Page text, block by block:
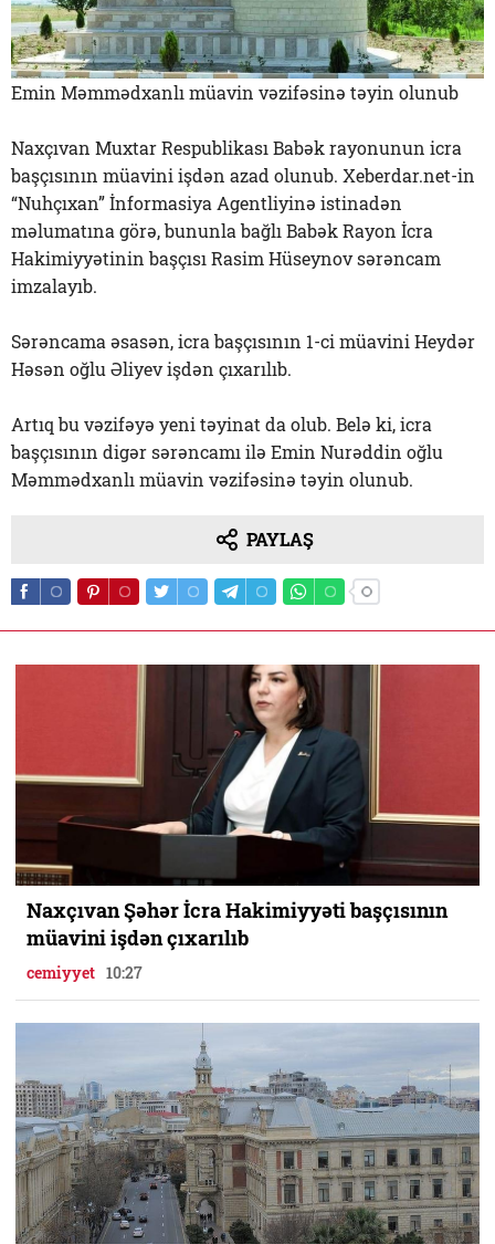
Emin Məmmədxanlı müavin vəzifəsinə təyin olunub
Naxçıvan Muxtar Respublikası Babək rayonunun icra
başçısının müavini işdən azad olunub. Xeberdar.net-in
“Nuhçıxan” İnformasiya Agentliyinə istinadən
məlumatına görə, bununla bağlı Babək Rayon İcra
Hakimiyyətinin başçısı Rasim Hüseynov sərəncam
imzalayıb.
Sərəncama əsasən, icra başçısının 1-ci müavini Heydər
Həsən oğlu Əliyev işdən çıxarılıb.
Artıq bu vəzifəyə yeni təyinat da olub. Belə ki, icra
başçısının digər sərəncamı ilə Emin Nurəddin oğlu
Məmmədxanlı müavin vəzifəsinə təyin olunub.
PAYLAŞ
Naxçıvan Şəhər İcra Hakimiyyəti başçısının
müavini işdən çıxarılıb
cemiyyet 10:27